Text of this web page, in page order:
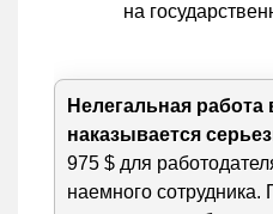
на
Нелегальная работа
наказывается
975 $ для
наемного